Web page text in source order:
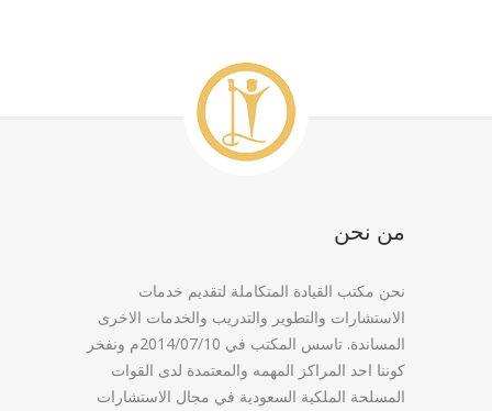
من نحن
نحن مكتب القيادة المتكاملة لتقديم خدمات
الاستشارات والتطوير والتدريب والخدمات الاخرى
المساندة. تاسس المكتب في 2014/07/10م ونفخر
كوننا احد المراكز المهمه والمعتمدة لدى القوات
المسلحة الملكية السعودية في مجال الاستشارات